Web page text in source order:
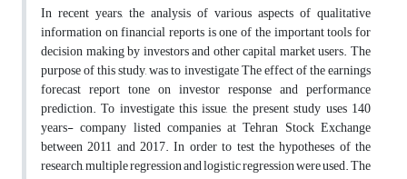
In recent years, the analysis of various aspects of qualitative
information on financial reports is one of the important tools for
decision making by investors and other capital market users. The
purpose of this study, was to investigate The effect of the earnings
forecast report tone on investor response and performance
prediction. To investigate this issue, the present study uses 140
years- company listed companies at Tehran Stock Exchange
between 2011 and 2017. In order to test the hypotheses of the
research, multiple regression and logistic regression were used. The